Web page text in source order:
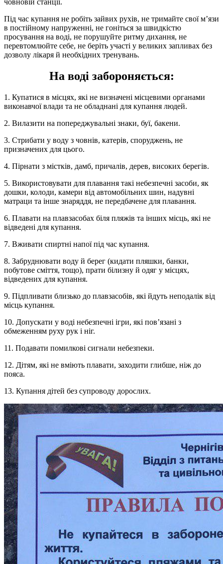
човновій станції.
Під час купання не робіть зайвих рухів, не тримайте свої м’язи
в постійному напруженні, не гоніться за швидкістю
просування на воді, не порушуйте ритму дихання, не
перевтомлюйте себе, не беріть участі у великих запливах без
дозволу лікаря й необхідних тренувань.
На воді забороняється:
1. Купатися в місцях, які не визначені місцевими органами
виконавчої влади та не обладнані для купання людей.
2. Вилазити на попереджувальні знаки, буї, бакени.
3. Стрибати у воду з човнів, катерів, споруджень, не
призначених для цього.
4. Пірнати з містків, дамб, причалів, дерев, високих берегів.
5. Використовувати для плавання такі небезпечні засоби, як
дошки, колоди, камери від автомобільних шин, надувні
матраци та інше знаряддя, не передбачене для плавання.
6. Плавати на плавзасобах біля пляжів та інших місць, які не
відведені для купання.
7. Вживати спиртні напої під час купання.
8. Забруднювати воду й берег (кидати пляшки, банки,
побутове сміття, тощо), прати білизну й одяг у місцях,
відведених для купання.
9. Підпливати близько до плавзасобів, які йдуть неподалік від
місць купання.
10. Допускати у воді небезпечні ігри, які пов’язані з
обмеженням руху рук і ніг.
11. Подавати помилкові сигнали небезпеки.
12. Дітям, які не вміють плавати, заходити глибше, ніж до
пояса.
13. Купання дітей без супроводу дорослих.